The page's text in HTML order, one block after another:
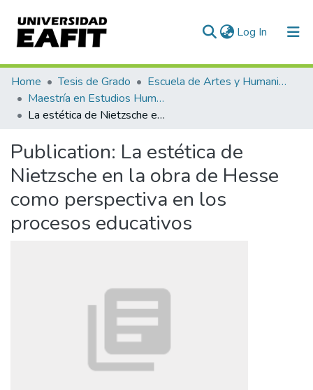
Log In (current)
Communities & Collections
All of DSpace
Home Tesis de Grado
Escuela de Artes y Humanidades
Maestría en Estudios Humanísticos (tesis)
La estética de Nietzsche en la obra de Hesse como perspectiva en los procesos educativos
Publication: La estética de
Nietzsche en la obra de Hesse
como perspectiva en los
procesos educativos